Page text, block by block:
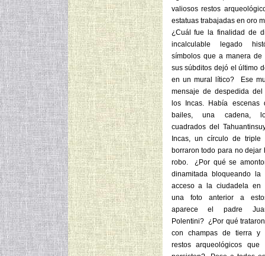
valiosos restos
estatuas trabajadas en oro
¿Cuál fue la finalidad de
incalculable legado
símbolos que a manera de
sus súbditos dejó el último
en un mural lítico? Ese
mensaje de despedida
los Incas. Había escenas
bailes, una cadena,
cuadrados del
Incas, un círculo de
borraron todo para no dejar
robo. ¿Por qué se
dinamitada bloqueando la
acceso a la ciudadela en
una foto anterior a
aparece el padre
Polentini? ¿Por qué
con champas de tierra y
restos arqueológicos que